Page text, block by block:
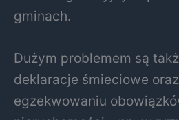
gminach.
Dużym problemem są
deklaracje śmieciowe
egzekwowaniu